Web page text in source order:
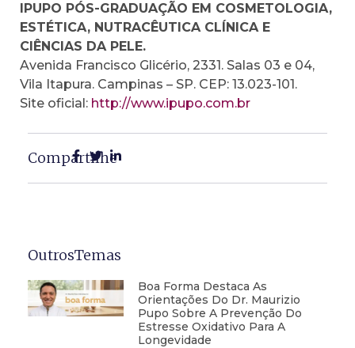
IPUPO PÓS-GRADUAÇÃO EM COSMETOLOGIA,
ESTÉTICA, NUTRACÊUTICA CLÍNICA E
CIÊNCIAS DA PELE.
Avenida Francisco Glicério, 2331. Salas 03 e 04,
Vila Itapura. Campinas – SP. CEP: 13.023-101.
Site oficial: http://www.ipupo.com.br
Compartilhe
OutrosTemas
Boa Forma Destaca As
Orientações Do Dr. Maurizio
Pupo Sobre A Prevenção Do
Estresse Oxidativo Para A
Longevidade